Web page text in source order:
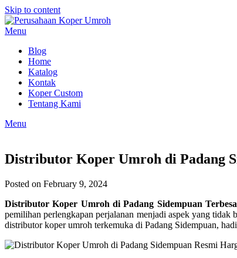
Skip to content
Menu
Blog
Home
Katalog
Kontak
Koper Custom
Tentang Kami
Menu
Distributor Koper Umroh di Padang
Posted on February 9, 2024
Distributor Koper Umroh di Padang Sidempuan
pemilihan perlengkapan perjalanan menjadi aspek yang
distributor koper umroh terkemuka di Padang Sidempuan,